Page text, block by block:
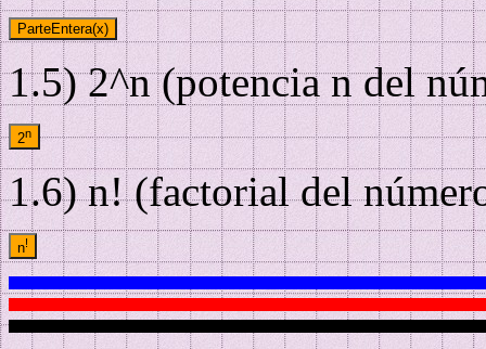
ParteEntera(x)
1.5) 2^n (potencia n del
2n
1.6) n! (factorial del
n!